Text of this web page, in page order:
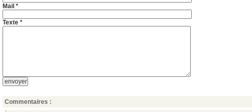
Mail *
Texte *
Commentaires :